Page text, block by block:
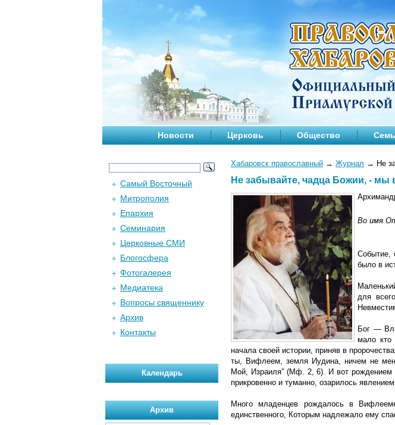
Новости Церковь Общество
Хабаровск православный → Журнал → Не
Не забывайте, чадца Божии, - мы
Во имя
Событие,
было в
для
Бог —
мало кто
начала своей истории, приняв в
ты, Вифлеем, земля Иудина, ничем не
Мой, Израиля” (Мф. 2, 6). И вот рождением
прикровенно и туманно, озарилось
Много младенцев рождалось в
единственного, Которым надлежало ему
Самый Восточный
Митрополия
Епархия
Семинария
Церковные СМИ
Блогосфера
Фотогалерея
Медиатека
Вопросы священнику
Архив
Контакты
Календарь
Архив